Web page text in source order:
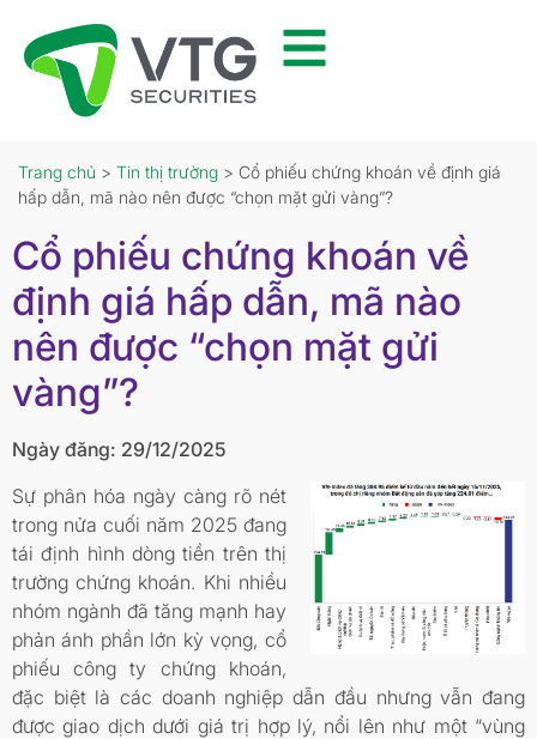
Trang chủ > Tin thị trường > Cổ phiếu chứng khoán về định giá
hấp dẫn, mã nào nên được “chọn mặt gửi vàng”?
Cổ phiếu chứng khoán về
định giá hấp dẫn, mã nào
nên được “chọn mặt gửi
vàng”?
Ngày đăng: 29/12/2025
Sự phân hóa ngày càng rõ nét
trong nửa cuối năm 2025 đang
tái định hình dòng tiền trên thị
trường chứng khoán. Khi nhiều
nhóm ngành đã tăng mạnh hay
phản ánh phần lớn kỳ vọng, cổ
phiếu công ty chứng khoán,
đặc biệt là các doanh nghiệp dẫn đầu nhưng vẫn đang
được giao dịch dưới giá trị hợp lý, nổi lên như một “vùng